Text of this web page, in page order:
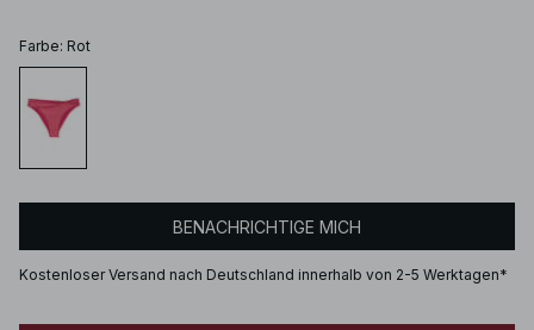
Farbe: Rot
BENACHRICHTIGE MICH
Kostenloser Versand nach Deutschland innerhalb von 2-5 Werktagen*